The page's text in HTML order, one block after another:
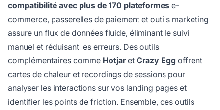
compatibilité avec plus de 170 plateformes e-
commerce, passerelles de paiement et outils marketing
assure un flux de données fluide, éliminant le suivi
manuel et réduisant les erreurs. Des outils
complémentaires comme Hotjaret Crazy Egg offrent
cartes de chaleur et recordings de sessions pour
analyser les interactions sur vos landing pages et
identifier les points de friction. Ensemble, ces outils